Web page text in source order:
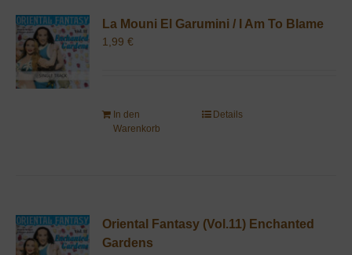
La Mouni El Garumini / I Am To Blame
1,99€
In den
Warenkorb
Details
Oriental Fantasy (Vol.11) Enchanted
Gardens